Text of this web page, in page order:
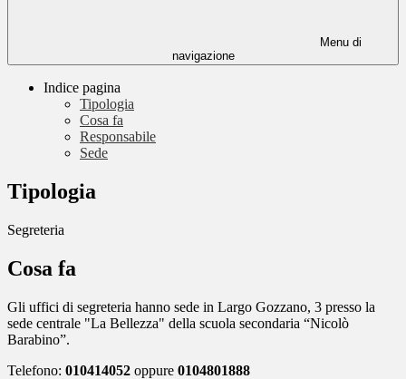
Menu di
navigazione
Indice pagina
Tipologia
Cosa fa
Responsabile
Sede
Tipologia
Segreteria
Cosa fa
Gli uffici di segreteria hanno sede in Largo Gozzano, 3 presso la
sede centrale "La Bellezza" della scuola secondaria “Nicolò
Barabino”.
Telefono: 010414052 oppure 0104801888